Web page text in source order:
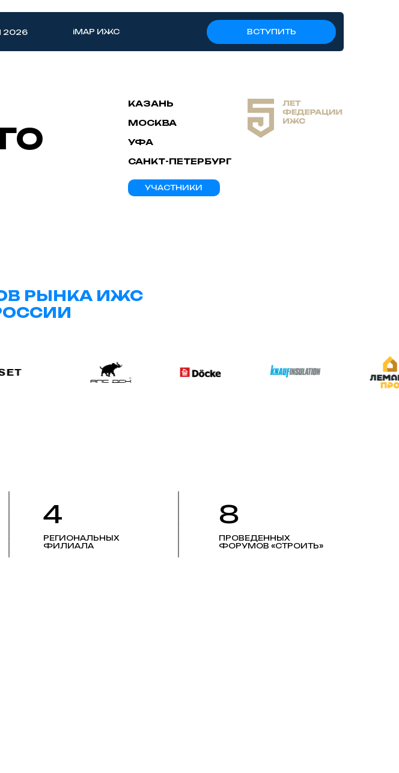
iMAP ИЖС
2026 ВСТУПИТЬ
РЫНКА ИЖС
САНКТ-ПЕТЕРБУРГ
УФА
МОСКВА
КАЗАНЬ
8
4
ПРОВЕДЕННЫХ
ФОРУМОВ «СТРОИТЬ»
РЕГИОНАЛЬНЫХ
ФИЛИАЛА
УЧАСТНИКИ